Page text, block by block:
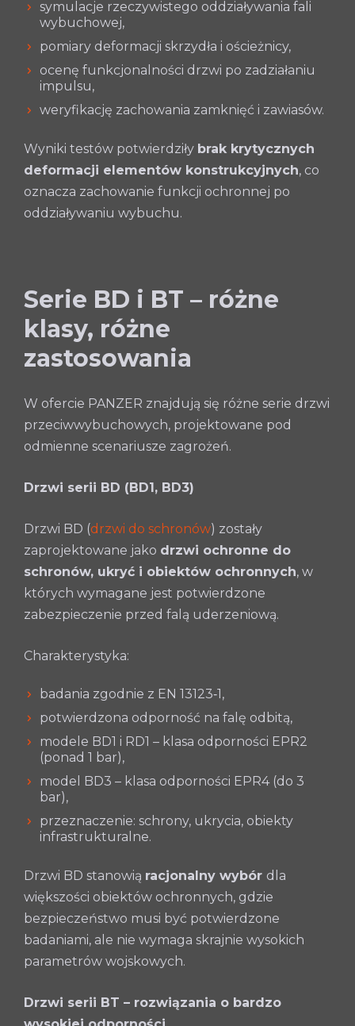
symulacje rzeczywistego oddziaływania fali
wybuchowej,
pomiary deformacji skrzydła i ościeżnicy,
ocenę funkcjonalności drzwi po zadziałaniu
impulsu,
weryfikację zachowania zamknięć i zawiasów.
Wyniki testów potwierdziły brak krytycznych
deformacji elementów konstrukcyjnych, co
oznacza zachowanie funkcji ochronnej po
oddziaływaniu wybuchu.
Serie BD i BT – różne
klasy, różne
zastosowania
W ofercie PANZER znajdują się różne serie drzwi
przeciwwybuchowych, projektowane pod
odmienne scenariusze zagrożeń.
Drzwi serii BD (BD1, BD3)
Drzwi BD (drzwi do schronów) zostały
zaprojektowane jako drzwi ochronne do
schronów, ukryć i obiektów ochronnych, w
których wymagane jest potwierdzone
zabezpieczenie przed falą uderzeniową.
Charakterystyka:
badania zgodnie z EN 13123‑1,
potwierdzona odporność na falę odbitą,
modele BD1 i RD1 – klasa odporności EPR2
(ponad 1 bar),
model BD3 – klasa odporności EPR4 (do 3
bar),
przeznaczenie: schrony, ukrycia, obiekty
infrastrukturalne.
Drzwi BD stanowią racjonalny wybór dla
większości obiektów ochronnych, gdzie
bezpieczeństwo musi być potwierdzone
badaniami, ale nie wymaga skrajnie wysokich
parametrów wojskowych.
Drzwi serii BT – rozwiązania o bardzo